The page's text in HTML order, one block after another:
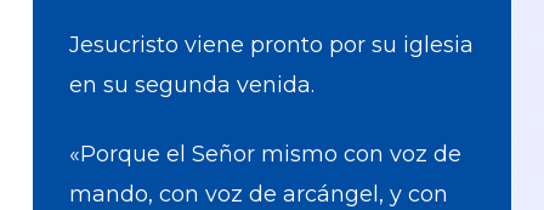
Jesucristo viene pronto por su iglesia
en su segunda venida.
«Porque el Señor mismo con voz de
mando, con voz de arcángel, y con